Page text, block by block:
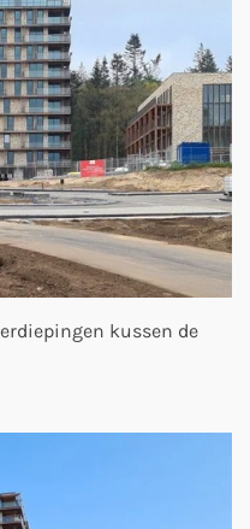
kussen de